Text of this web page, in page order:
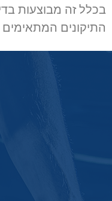
בכלל זה מבוצעות
התיקונים